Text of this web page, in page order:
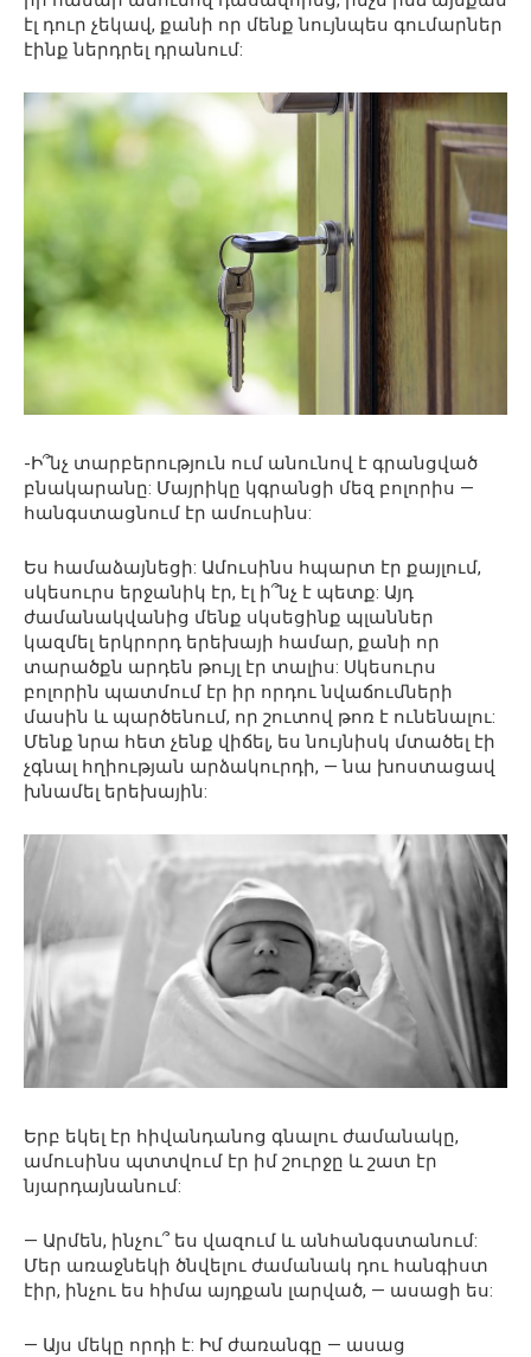
էլ դուր չեկավ, քանի որ մենք նույնպես գումարներ
էինք ներդրել դրանում:
-Ի՞նչ տարբերություն ում անունով է գրանցված
բնակարանը: Մայրիկը կգրանցի մեզ բոլորիս —
հանգստացնում էր ամուսինս:
Ես համաձայնեցի: Ամուսինս հպարտ էր քայլում,
սկեսուրս երջանիկ էր, էլ ի՞նչ է պետք: Այդ
ժամանակվանից մենք սկսեցինք պլաններ
կազմել երկրորդ երեխայի համար, քանի որ
տարածքն արդեն թույլ էր տալիս: Սկեսուրս
բոլորին պատմում էր իր որդու նվաճումների
մասին և պարծենում, որ շուտով թոռ է ունենալու:
Մենք նրա հետ չենք վիճել, ես նույնիսկ մտածել էի
չգնալ հղիության արձակուրդի, — նա խոստացավ
խնամել երեխային:
Երբ եկել էր հիվանդանոց գնալու ժամանակը,
ամուսինս պտտվում էր իմ շուրջը և շատ էր
նյարդայնանում:
— Արմեն, ինչու՞ ես վազում և անհանգստանում:
Մեր առաջնեկի ծնվելու ժամանակ դու հանգիստ
էիր, ինչու ես հիմա այդքան լարված, — ասացի ես:
— Այս մեկը որդի է: Իմ ժառանգը — ասաց